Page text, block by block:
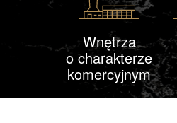
Wnętrza
o charakterze
komercyjnym